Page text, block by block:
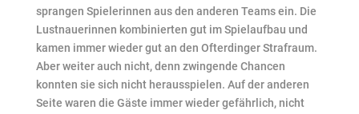
sprangen Spielerinnen aus den anderen Teams ein. Die
Lustnauerinnen kombinierten gut im Spielaufbau und
kamen immer wieder gut an den Ofterdinger Strafraum.
Aber weiter auch nicht, denn zwingende Chancen
konnten sie sich nicht herausspielen. Auf der anderen
Seite waren die Gäste immer wieder gefährlich, nicht